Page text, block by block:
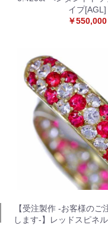
イプ[AGL]
￥550,000
【受注製作 -お客様のご
します-】レッドスピネ
カートへ進む